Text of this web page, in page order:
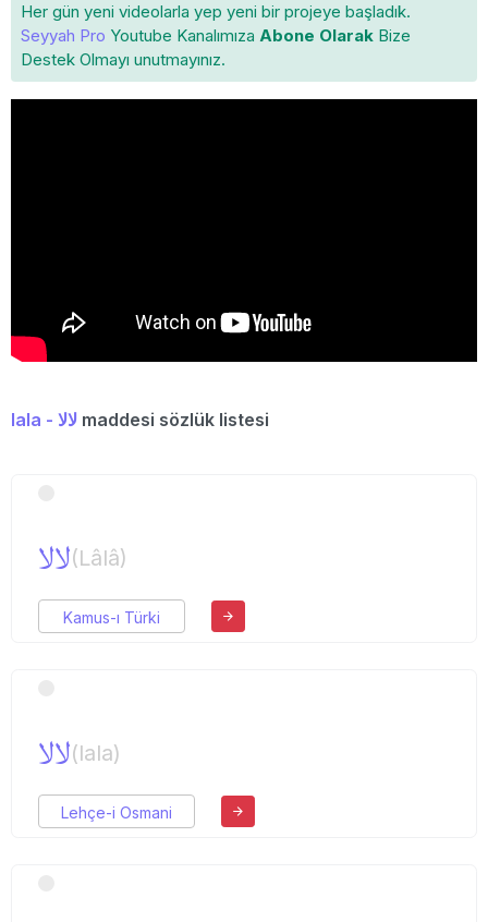
Her gün yeni videolarla yep yeni bir projeye başladık.
Seyyah Pro Youtube Kanalımıza Abone Olarak Bize
Destek Olmayı unutmayınız.
lala - لالا maddesi sözlük listesi
لالا(Lâlâ)
Kamus-ı Türki
لالا(lala)
Lehçe-i Osmani